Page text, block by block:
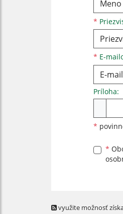
*
* E-
Príloha:
*
*
využite možnosť